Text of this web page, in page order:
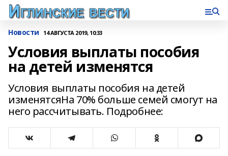
Новости 14 АВГУСТА 2019, 10:33
Условия выплаты пособия
на детей изменятся
Условия выплаты пособия на детей
изменятсяНа 70% больше семей смогут на
него рассчитывать. Подробнее: